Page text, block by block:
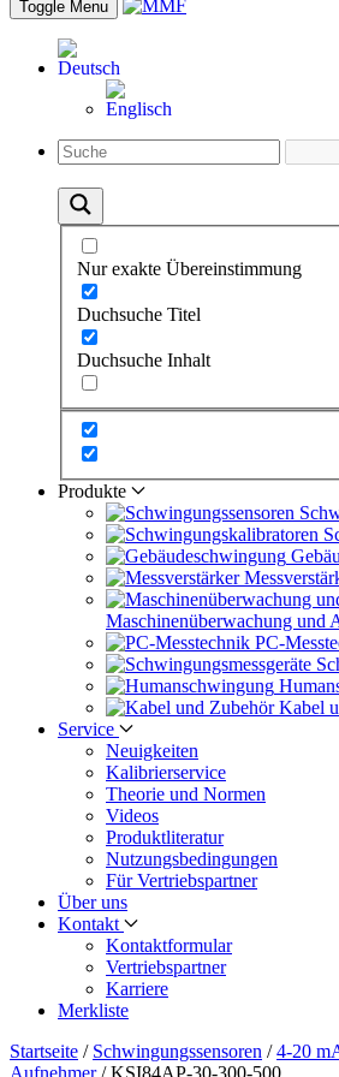
Toggle Menu
Nur exakte Übereinstimmung
Duchsuche Titel
Duchsuche Inhalt
Produkte
Maschinen­überwachung und
PC-
Kabel
Service
Neuigkeiten
Kalibrier­service
Theorie und Normen
Videos
Produkt­literatur
Nutzungs­bedingungen
Für Vertriebs­partner
Über uns
Kontakt
Kontaktformular
Vertriebs­partner
Karriere
Merkliste
Startseite / Schwingungs­sensoren /4-20